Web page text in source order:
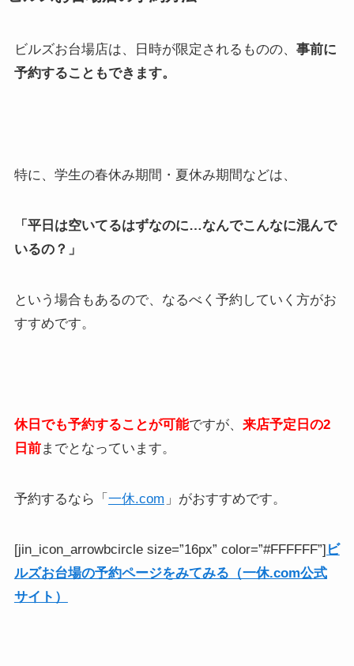
ビルズお台場店は、日時が限定されるものの、 事前に
予約することもできます。
特に、学生の春休み期間・夏休み期間などは、
「平日は空いてるはずなのに…なんでこんなに混んで
いるの？」
という場合もあるので、なるべく予約していく方がお
すすめです。
休日でも予約することが可能ですが、 来店予定日の2
日前までとなっています。
予約するなら「 一休.com 」がおすすめです。
[jin_icon_arrowbcircle size=”16px” color=”#FFFFFF”] ビ
ルズお台場の予約ページをみてみる（一休.com公式
サイト）